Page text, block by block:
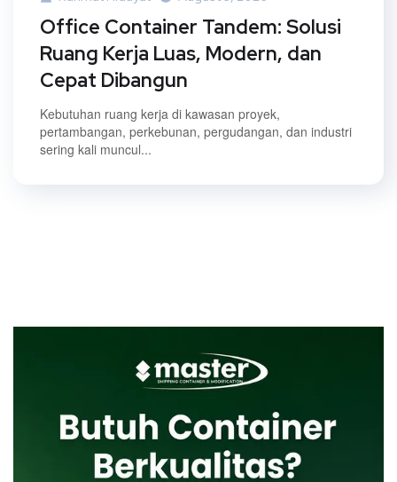
Office Container Tandem: Solusi
Ruang Kerja Luas, Modern, dan
Cepat Dibangun
Kebutuhan ruang kerja di kawasan proyek,
pertambangan, perkebunan, pergudangan, dan industri
sering kali muncul...